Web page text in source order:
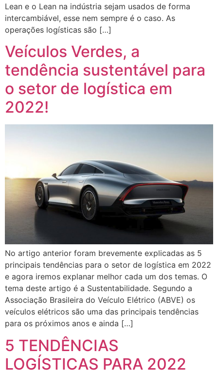
Lean e o Lean na indústria sejam usados de forma
intercambiável, esse nem sempre é o caso. As
operações logísticas são […]
Veículos Verdes, a
tendência sustentável para
o setor de logística em
2022!
No artigo anterior foram brevemente explicadas as 5
principais tendências para o setor de logística em 2022
e agora iremos explanar melhor cada um dos temas. O
tema deste artigo é a Sustentabilidade. Segundo a
Associação Brasileira do Veículo Elétrico (ABVE) os
veículos elétricos são uma das principais tendências
para os próximos anos e ainda […]
5 TENDÊNCIAS
LOGÍSTICAS PARA 2022